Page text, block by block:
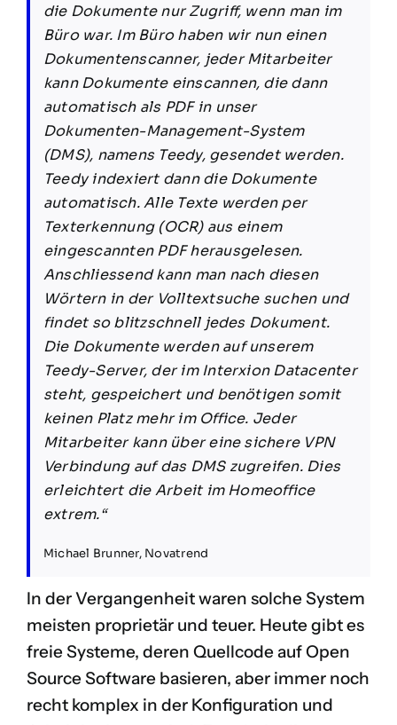
die Dokumente nur Zugriff, wenn man im
Büro war. Im Büro haben wir nun einen
Dokumentenscanner, jeder Mitarbeiter
kann Dokumente einscannen, die dann
automatisch als PDF in unser
Dokumenten-Management-System
(DMS), namens Teedy, gesendet werden.
Teedy indexiert dann die Dokumente
automatisch. Alle Texte werden per
Texterkennung (OCR) aus einem
eingescannten PDF herausgelesen.
Anschliessend kann man nach diesen
Wörtern in der Volltextsuche suchen und
findet so blitzschnell jedes Dokument.
Die Dokumente werden auf unserem
Teedy-Server, der im Interxion Datacenter
steht, gespeichert und benötigen somit
keinen Platz mehr im Office. Jeder
Mitarbeiter kann über eine sichere VPN
Verbindung auf das DMS zugreifen. Dies
erleichtert die Arbeit im Homeoffice
extrem.“
Michael Brunner, Novatrend
In der Vergangenheit waren solche System
meisten proprietär und teuer. Heute gibt es
freie Systeme, deren Quellcode auf Open
Source Software basieren, aber immer noch
recht komplex in der Konfiguration und